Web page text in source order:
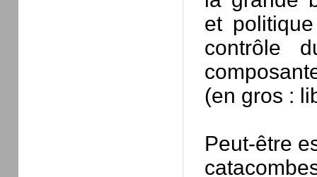
et
contrôle
(en gros :
Peut-être